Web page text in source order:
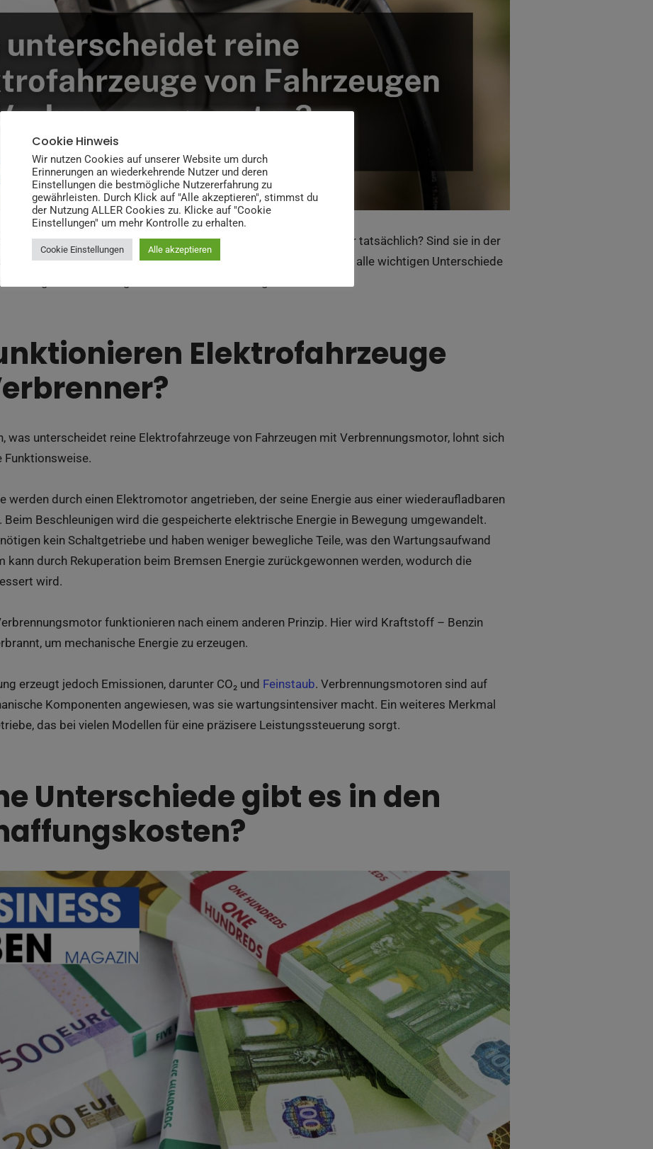
reine Elektrofahrzeuge von Fahrzeugen mit Verbrennungsmotor tatsächlich? Sind sie in der
und kosteneffizienter? Dieser Artikel beleuchtet alle wichtigen Unterschiede
richtige Entscheidung für Ihr nächstes Fahrzeug zu treffen.
Elektrofahrzeuge
was unterscheidet reine Elektrofahrzeuge von Fahrzeugen mit Verbrennungsmotor, lohnt sich
Funktionsweise.
werden durch einen Elektromotor angetrieben, der seine Energie aus einer wiederaufladbaren
Beim Beschleunigen wird die gespeicherte elektrische Energie in Bewegung umgewandelt.
kein Schaltgetriebe und haben weniger bewegliche Teile, was den Wartungsaufwand
kann durch Rekuperation beim Bremsen Energie zurückgewonnen werden, wodurch die
wird.
funktionieren nach einem anderen Prinzip. Hier wird Kraftstoff – Benzin
um mechanische Energie zu erzeugen.
erzeugt jedoch Emissionen, darunter CO₂ und Feinstaub. Verbrennungsmotoren sind auf
Komponenten angewiesen, was sie wartungsintensiver macht. Ein weiteres Merkmal
das bei vielen Modellen für eine präzisere Leistungssteuerung sorgt.
Unterschiede gibt es in den
Cookie Hinweis
Wir nutzen Cookies auf unserer Website um durch
Erinnerungen an wiederkehrende Nutzer und deren
Einstellungen die bestmögliche Nutzererfahrung zu
gewährleisten. Durch Klick auf "Alle akzeptieren", stimmst du
der Nutzung ALLER Cookies zu. Klicke auf "Cookie
Einstellungen" um mehr Kontrolle zu erhalten.
Cookie Einstellungen Alle akzeptieren